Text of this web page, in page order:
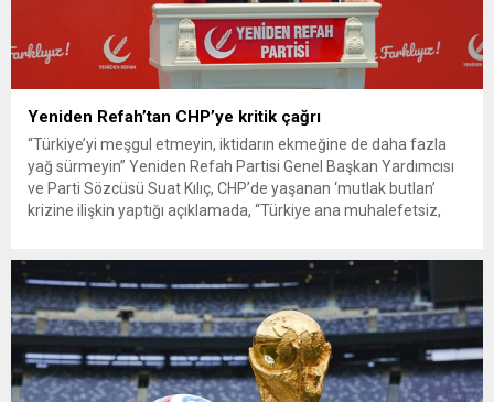
Yeniden Refah’tan CHP’ye kritik çağrı
“Türkiye’yi meşgul etmeyin, iktidarın ekmeğine de daha fazla
yağ sürmeyin” Yeniden Refah Partisi Genel Başkan Yardımcısı
ve Parti Sözcüsü Suat Kılıç, CHP’de yaşanan ‘mutlak butlan’
krizine ilişkin yaptığı açıklamada, “Türkiye ana muhalefetsiz,
olun. Türkiye’yi...